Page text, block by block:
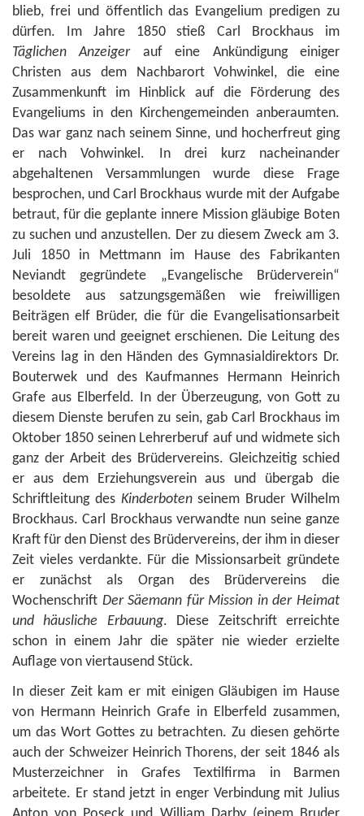
blieb, frei und öffentlich das Evangelium predigen zu
dürfen. Im Jahre 1850 stieß Carl Brockhaus im
Täglichen Anzeigerauf eine Ankündigung einiger
Christen aus dem Nachbarort Vohwinkel, die eine
Zusammenkunft im Hinblick auf die Förderung des
Evangeliums in den Kirchengemeinden anberaumten.
Das war ganz nach seinem Sinne, und hocherfreut ging
er nach Vohwinkel. In drei kurz nacheinander
abgehaltenen Versammlungen wurde diese Frage
besprochen, und Carl Brockhaus wurde mit der Aufgabe
betraut, für die geplante innere Mission gläubige Boten
zu suchen und anzustellen. Der zu diesem Zweck am 3.
Juli 1850 in Mettmann im Hause des Fabrikanten
Neviandt gegründete „Evangelische Brüderverein“
besoldete aus satzungsgemäßen wie freiwilligen
Beiträgen elf Brüder, die für die Evangelisationsarbeit
bereit waren und geeignet erschienen. Die Leitung des
Vereins lag in den Händen des Gymnasialdirektors Dr.
Bouterwek und des Kaufmannes Hermann Heinrich
Grafe aus Elberfeld. In der Überzeugung, von Gott zu
diesem Dienste berufen zu sein, gab Carl Brockhaus im
Oktober 1850 seinen Lehrerberuf auf und widmete sich
ganz der Arbeit des Brüdervereins. Gleichzeitig schied
er aus dem Erziehungsverein aus und übergab die
Schriftleitung des Kinderbotenseinem Bruder Wilhelm
Brockhaus. Carl Brockhaus verwandte nun seine ganze
Kraft für den Dienst des Brüdervereins, der ihm in dieser
Zeit vieles verdankte. Für die Missionsarbeit gründete
er zunächst als Organ des Brüdervereins die
Wochenschrift Der Säemann für Mission in der Heimat
und häusliche Erbauung. Diese Zeitschrift erreichte
schon in einem Jahr die später nie wieder erzielte
Auflage von viertausend Stück.
In dieser Zeit kam er mit einigen Gläubigen im Hause
von Hermann Heinrich Grafe in Elberfeld zusammen,
um das Wort Gottes zu betrachten. Zu diesen gehörte
auch der Schweizer Heinrich Thorens, der seit 1846 als
Musterzeichner in Grafes Textilfirma in Barmen
arbeitete. Er stand jetzt in enger Verbindung mit Julius